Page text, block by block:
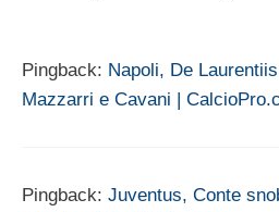
Pingback: Napoli, De
Mazzarri e Cavani |
Pingback: Juventus, Conte